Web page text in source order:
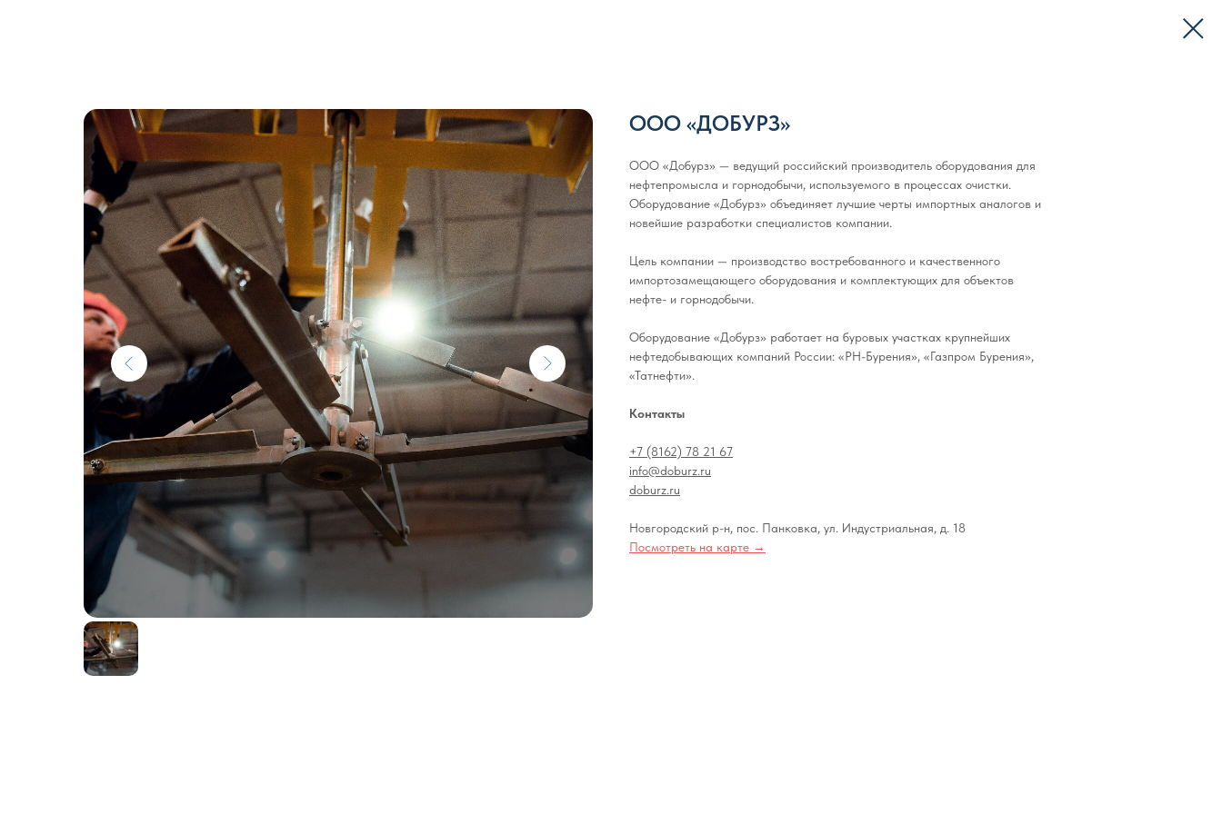
ООО «ДОБУРЗ»
ООО «Добурз» — ведущий российский производитель оборудования для
нефтепромысла и горнодобычи, используемого в процессах очистки.
Оборудование «Добурз» объединяет лучшие черты импортных аналогов и
новейшие разработки специалистов компании.
Цель компании — производство востребованного и качественного
импортозамещающего оборудования и комплектующих для объектов
нефте- и горнодобычи.
Оборудование «Добурз» работает на буровых участках крупнейших
нефтедобывающих компаний России: «РН-Бурения», «Газпром Бурения»,
«Татнефти».
Контакты
+7 (8162) 78 21 67
info@doburz.ru
doburz.ru
Новгородский р-н, пос. Панковка, ул. Индустриальная, д. 18
Посмотреть на карте →